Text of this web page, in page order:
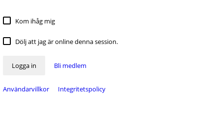
Kom ihåg mig
Dölj att jag är online denna session.
Logga in Bli medlem
Användarvillkor Integritetspolicy